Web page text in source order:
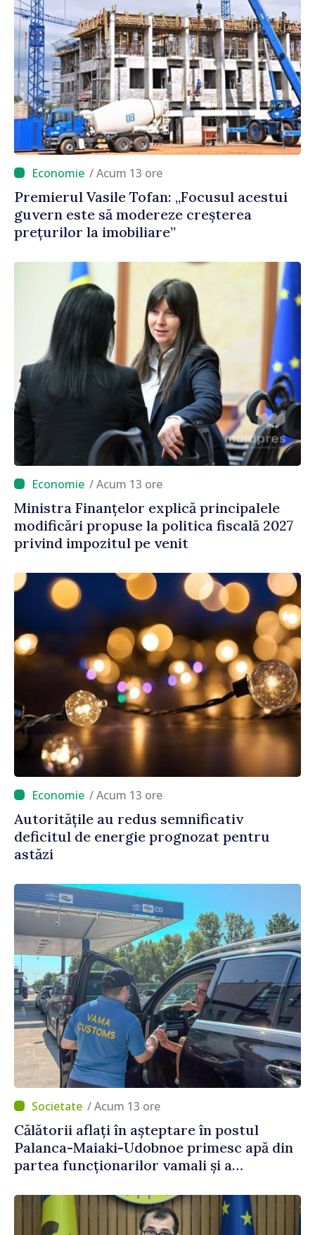
/ Acum 13 ore
Premierul Vasile Tofan: „Focusul acestui
guvern este să modereze creșterea
prețurilor la imobiliare”
/ Acum 13 ore
Ministra Finanțelor explică principalele
modificări propuse la politica fiscală 2027
privind impozitul pe venit
/ Acum 13 ore
Autoritățile au redus semnificativ
deficitul de energie prognozat pentru
astăzi
/ Acum 13 ore
Călătorii aflați în așteptare în postul
Palanca-Maiaki-Udobnoe primesc apă din
partea funcționarilor vamali și a